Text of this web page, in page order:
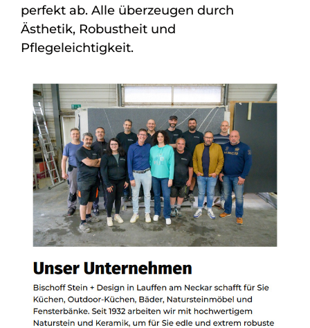
perfekt ab. Alle überzeugen durch
Ästhetik, Robustheit und
Pflegeleichtigkeit.